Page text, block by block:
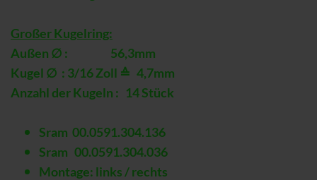
Großer Kugelring:
Außen ∅ : 56,3mm
Kugel ∅ : 3/16 Zoll ≙ 4,7mm
Anzahl der Kugeln : 14 Stück
Sram 00.0591.304.136
Sram 00.0591.304.036
Montage: links / rechts